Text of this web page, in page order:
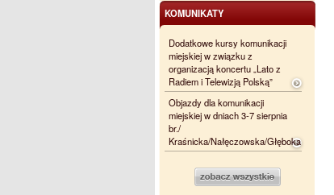
KOMUNIKATY
Dodatkowe kursy komunikacji
miejskiej w związku z
organizacją koncertu „Lato z
Radiem i Telewizją Polską”
Objazdy dla komunikacji
miejskiej w dniach 3-7 sierpnia
br./
Kraśnicka/Nałęczowska/Głęboka